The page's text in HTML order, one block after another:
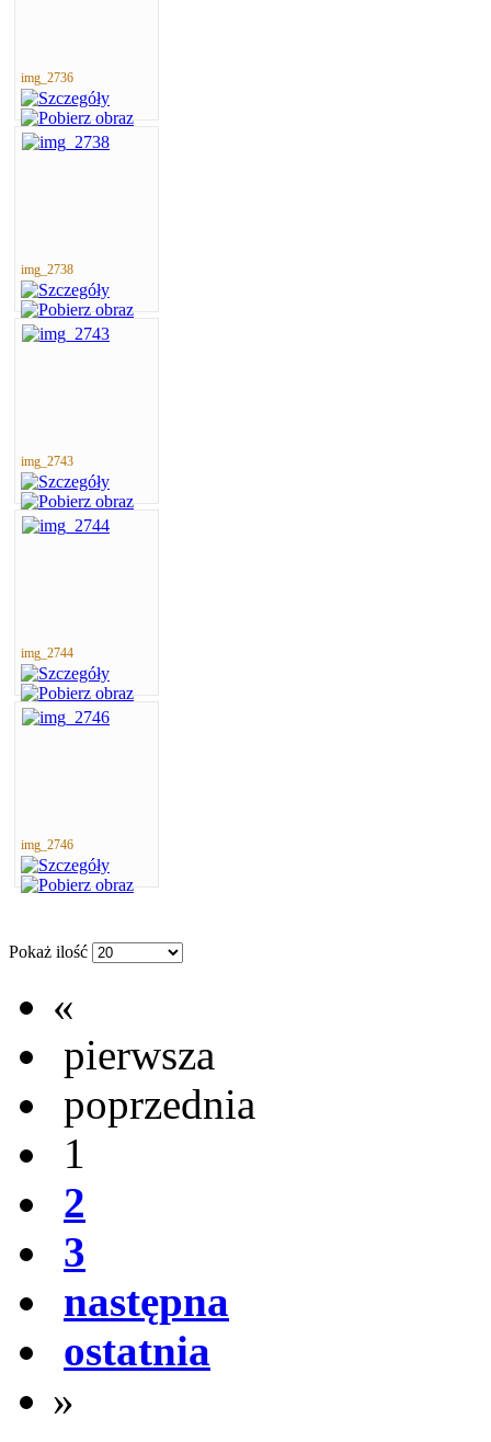
img_2736
img_2738
img_2743
img_2744
img_2746
Pokaż ilość
«
pierwsza
poprzednia
1
2
3
następna
ostatnia
»